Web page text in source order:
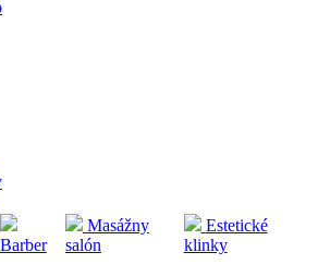
Barber
Masážny
salón
Estetické
klinky